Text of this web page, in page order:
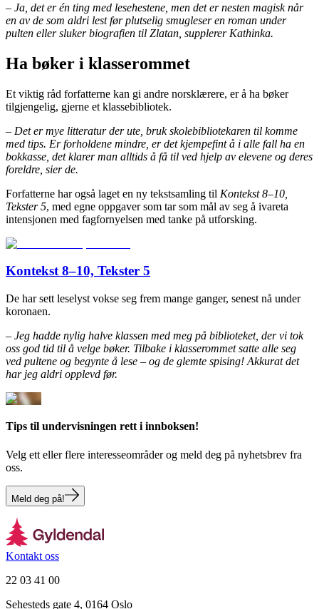
– Ja, det er én ting med lesehestene, men det er nesten magisk når
en av de som aldri lest før plutselig smugleser en roman under
pulten eller sluker biografien til Zlatan, supplerer Kathinka.
Ha bøker i klasserommet
Et viktig råd forfatterne kan gi andre norsklærere, er å ha bøker
tilgjengelig, gjerne et klassebibliotek.
– Det er mye litteratur der ute, bruk skolebibliotekaren til komme
med tips. Er forholdene mindre, er det kjempefint å i alle fall ha en
bokkasse, det klarer man alltids å få til ved hjelp av elevene og deres
foreldre, sier de.
Forfatterne har også laget en ny tekstsamling til Kontekst 8–10,
Tekster 5, med egne oppgaver som tar som mål av seg å ivareta
intensjonen med fagfornyelsen med tanke på utforsking.
Kontekst 8–10, Tekster 5
De har sett leselyst vokse seg frem mange ganger, senest nå under
koronaen.
– Jeg hadde nylig halve klassen med meg på biblioteket, der vi tok
oss god tid til å velge bøker. Tilbake i klasserommet satte alle seg
ved pultene og begynte å lese – og de glemte spising! Akkurat det
har jeg aldri opplevd før.
Tips til undervisningen rett i innboksen!
Velg ett eller flere interesseområder og meld deg på nyhetsbrev fra
oss.
Meld deg på!
Kontakt oss
22 03 41 00
Sehesteds gate 4, 0164 Oslo